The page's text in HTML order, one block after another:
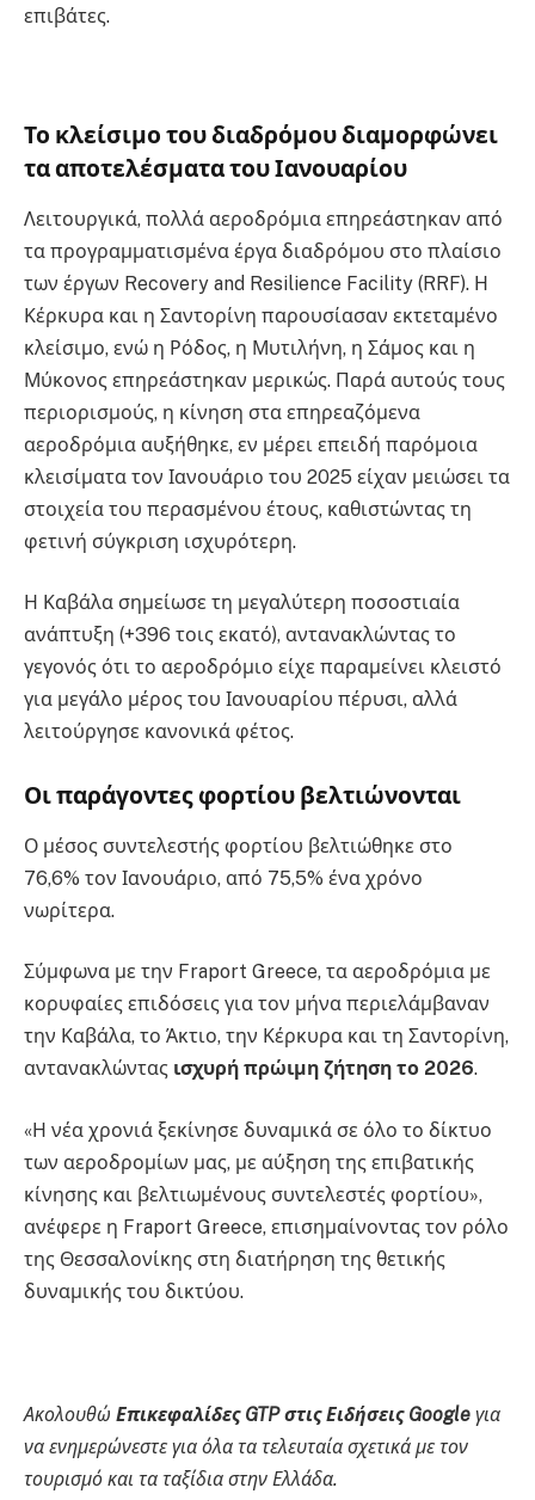
επιβάτες.
Το κλείσιμο του διαδρόμου διαμορφώνει
τα αποτελέσματα του Ιανουαρίου
Λειτουργικά, πολλά αεροδρόμια επηρεάστηκαν από
τα προγραμματισμένα έργα διαδρόμου στο πλαίσιο
των έργων Recovery and Resilience Facility (RRF). Η
Κέρκυρα και η Σαντορίνη παρουσίασαν εκτεταμένο
κλείσιμο, ενώ η Ρόδος, η Μυτιλήνη, η Σάμος και η
Μύκονος επηρεάστηκαν μερικώς. Παρά αυτούς τους
περιορισμούς, η κίνηση στα επηρεαζόμενα
αεροδρόμια αυξήθηκε, εν μέρει επειδή παρόμοια
κλεισίματα τον Ιανουάριο του 2025 είχαν μειώσει τα
στοιχεία του περασμένου έτους, καθιστώντας τη
φετινή σύγκριση ισχυρότερη.
Η Καβάλα σημείωσε τη μεγαλύτερη ποσοστιαία
ανάπτυξη (+396 τοις εκατό), αντανακλώντας το
γεγονός ότι το αεροδρόμιο είχε παραμείνει κλειστό
για μεγάλο μέρος του Ιανουαρίου πέρυσι, αλλά
λειτούργησε κανονικά φέτος.
Οι παράγοντες φορτίου βελτιώνονται
Ο μέσος συντελεστής φορτίου βελτιώθηκε στο
76,6% τον Ιανουάριο, από 75,5% ένα χρόνο
νωρίτερα.
Σύμφωνα με την Fraport Greece, τα αεροδρόμια με
κορυφαίες επιδόσεις για τον μήνα περιελάμβαναν
την Καβάλα, το Άκτιο, την Κέρκυρα και τη Σαντορίνη,
αντανακλώντας ισχυρή πρώιμη ζήτηση το 2026.
«Η νέα χρονιά ξεκίνησε δυναμικά σε όλο το δίκτυο
των αεροδρομίων μας, με αύξηση της επιβατικής
κίνησης και βελτιωμένους συντελεστές φορτίου»,
ανέφερε η Fraport Greece, επισημαίνοντας τον ρόλο
της Θεσσαλονίκης στη διατήρηση της θετικής
δυναμικής του δικτύου.
Ακολουθώ Επικεφαλίδες GTP στις Ειδήσεις Google για
να ενημερώνεστε για όλα τα τελευταία σχετικά με τον
τουρισμό και τα ταξίδια στην Ελλάδα.